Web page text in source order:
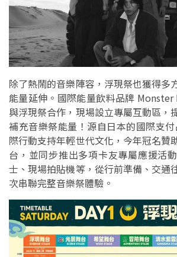
除了熱鬧的音樂陣容，浮現祭也獲得多
能量延伸。國際能量飲料品牌 Monster
與浮現祭合作，現場設立專屬互動區，
補充音樂祭能量！源自日本的國際支
際行動支持年輕世代文化，今年冠名贊
台，並同步推出多項卡友專屬應援活
士、現場拍貼機等，從行前準備、交通
次串聯完整音樂祭體驗。